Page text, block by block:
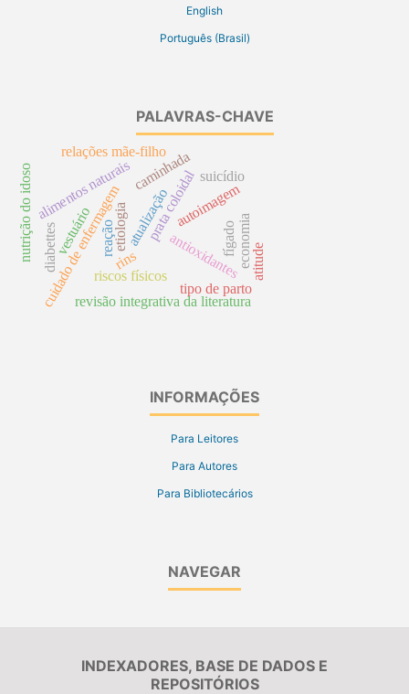
English
Português (Brasil)
PALAVRAS-CHAVE
cuidado de enfermagem prata coloidal
etiologia
revisão integrativa da literatura
atualização
antioxidantes
alimentos naturais
nutrição do idoso
relações mãe-filho
riscos físicos
autoimagem
rins
suicídio
vestuário economia
fígado
reação
diabettes atitude
caminhada
tipo de parto
INFORMAÇÕES
Para Leitores
Para Autores
Para Bibliotecários
NAVEGAR
INDEXADORES, BASE DE DADOS E
REPOSITÓRIOS